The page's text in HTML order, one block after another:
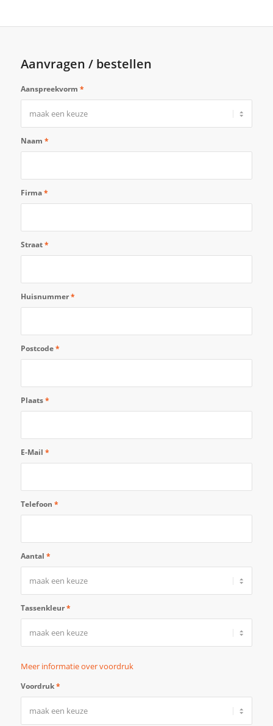
Aanvragen / bestellen
Aanspreekvorm *
Naam *
Firma*
Straat*
Huisnummer*
Postcode*
Plaats*
E-Mail *
Telefoon *
Aantal *
Tassenkleur*
Meer informatie over voordruk
Voordruk*